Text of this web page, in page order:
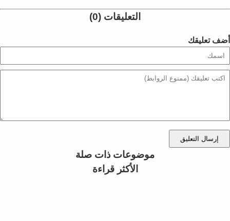
التعليقات (0)
أضف تعليقك
إرسال التعليق
موضوعات ذات صلة
الأكثر قراءة